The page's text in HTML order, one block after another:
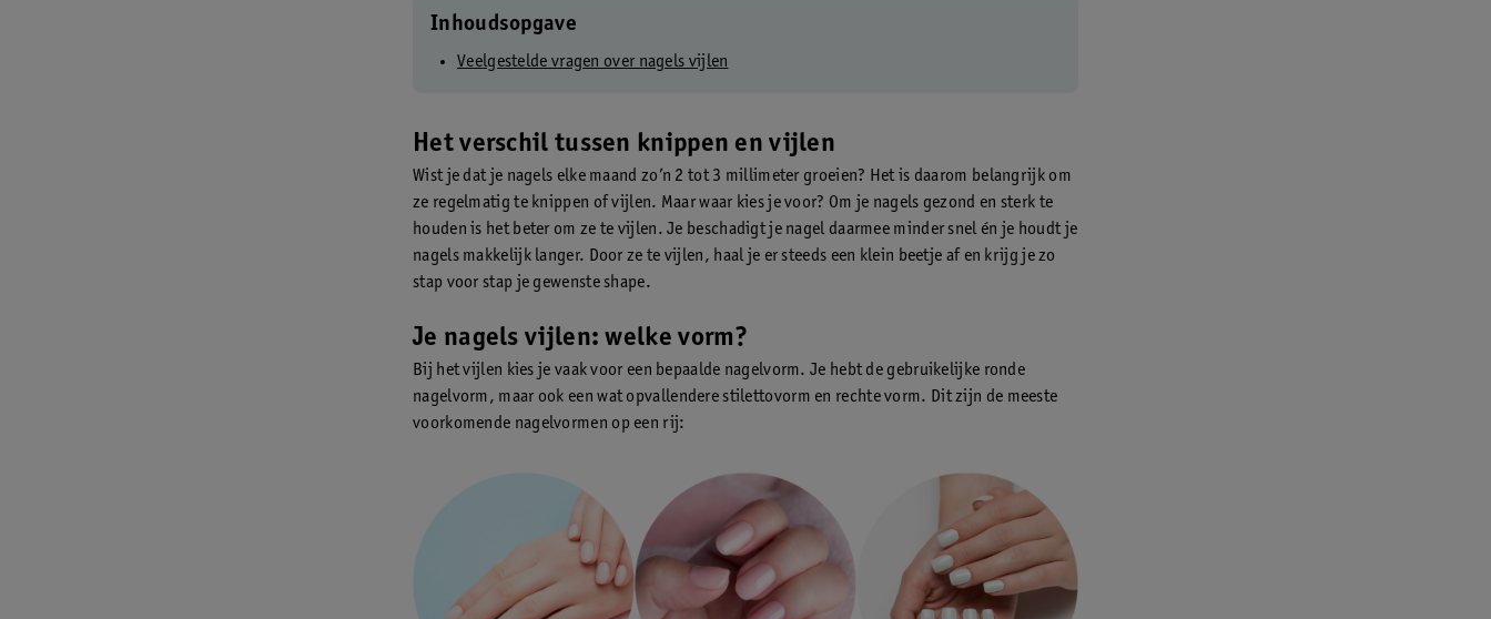
Inhoudsopgave
Veelgestelde vragen over nagels vijlen
Het verschil tussen knippen en vijlen
Wist je dat je nagels elke maand zo’n 2 tot 3 millimeter groeien? Het is daarom belangrijk om
ze regelmatig te knippen of vijlen. Maar waar kies je voor? Om je nagels gezond en sterk te
houden is het beter om ze te vijlen. Je beschadigt je nagel daarmee minder snel én je houdt je
nagels makkelijk langer. Door ze te vijlen, haal je er steeds een klein beetje af en krijg je zo
stap voor stap je gewenste shape.
Je nagels vijlen: welke vorm?
Bij het vijlen kies je vaak voor een bepaalde nagelvorm. Je hebt de gebruikelijke ronde
nagelvorm, maar ook een wat opvallendere stilettovorm en rechte vorm. Dit zijn de meeste
voorkomende nagelvormen op een rij: